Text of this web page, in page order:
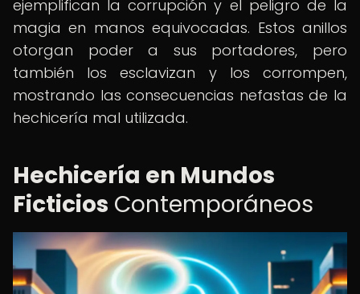
ejemplifican la corrupción y el peligro de la
magia en manos equivocadas. Estos anillos
otorgan poder a sus portadores, pero
también los esclavizan y los corrompen,
mostrando las consecuencias nefastas de la
hechicería mal utilizada.
Hechicería en Mundos
Ficticios Contemporáneos